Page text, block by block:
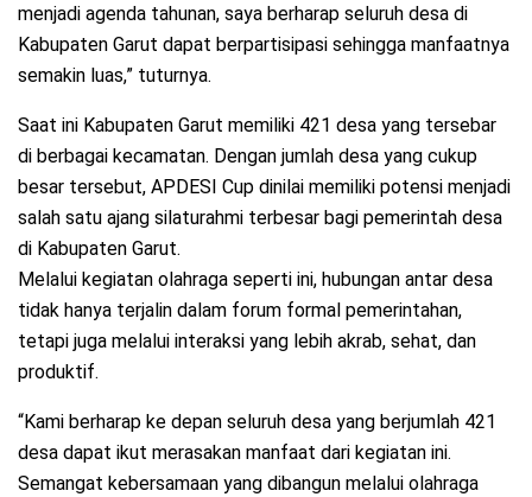
menjadi agenda tahunan, saya berharap seluruh desa di
Kabupaten Garut dapat berpartisipasi sehingga manfaatnya
semakin luas,” tuturnya.
Saat ini Kabupaten Garut memiliki 421 desa yang tersebar
di berbagai kecamatan. Dengan jumlah desa yang cukup
besar tersebut, APDESI Cup dinilai memiliki potensi menjadi
salah satu ajang silaturahmi terbesar bagi pemerintah desa
di Kabupaten Garut.
Melalui kegiatan olahraga seperti ini, hubungan antar desa
tidak hanya terjalin dalam forum formal pemerintahan,
tetapi juga melalui interaksi yang lebih akrab, sehat, dan
produktif.
“Kami berharap ke depan seluruh desa yang berjumlah 421
desa dapat ikut merasakan manfaat dari kegiatan ini.
Semangat kebersamaan yang dibangun melalui olahraga